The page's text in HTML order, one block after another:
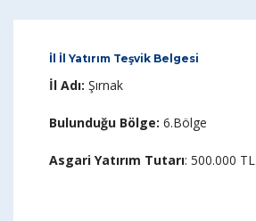
İl İl Yatırım Teşvik Belgesi
İl Adı: Şırnak
Bulunduğu Bölge: 6.Bölge
Asgari Yatırım Tutarı: 500.000 TL